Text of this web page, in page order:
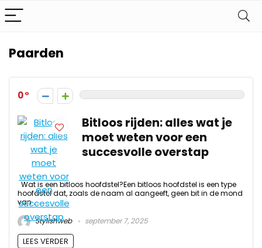
Paarden
0
Bitloos rijden: alles wat je
moet weten voor een
succesvolle overstap
Wat is een bitloos hoofdstel?Een bitloos hoofdstel is een type
hoofdstel dat, zoals de naam al aangeeft, geen bit in de mond
van ...
Stylishweb
september 7, 2025
LEES VERDER